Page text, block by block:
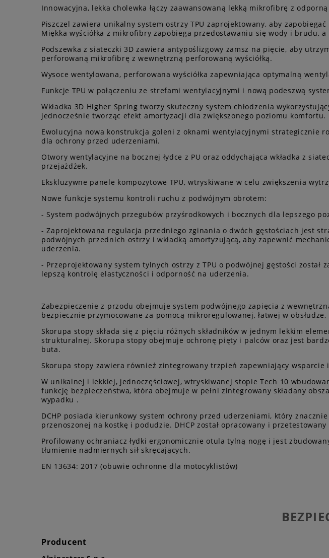
Innowacyjna, lekka cholewka łączy zaawansowaną lekką mikrofibrę z
Piszczel zawiera unikalny system ostrzy TPU zaprojektowany, aby
Miękka wyściółka z mikrofibry zapobiega przedostawaniu się wody i brudu,
Podszewka z siateczki 3D zawiera antypoślizgowy zamsz na pięcie, aby
perforowaną mikrofibrę z wewnętrzną perforowaną wyściółką.
Wysoce wentylowana, perforowana wyściółka zapewniająca optymalną
Funkcje TPU w połączeniu ze strefami wentylacyjnymi i nową podeszwą
Wkładka 3D Higher Spring tworzy skuteczny system chłodzenia
jednocześnie tworząc efekt amortyzacji dla zwiększonego poziomu komfortu.
Ewolucyjna nowa konstrukcja goleni z oknami wentylacyjnymi strategicznie
dla ochrony przed uderzeniami.
Otwory wentylacyjne na bocznej łydce z PU oraz oddychająca wkładka z
przejażdżek.
Ekskluzywne panele kompozytowe TPU, wtryskiwane w celu zwiększenia
Nowe funkcje systemu kontroli ruchu z podwójnym obrotem:
- System podwójnych przegubów przyśrodkowych i bocznych dla lepszego
- Zaprojektowana regulacja przedniego zginania o dwóch gęstościach jest
podwójnych przednich ostrzy i wkładką amortyzującą, aby zapewnić
uderzenia.
- Przeprojektowany system tylnych ostrzy z TPU o podwójnej gęstości
lepszą kontrolę elastyczności i odporność na uderzenia.
Zabezpieczenie z przodu obejmuje system podwójnego zapięcia z
bezpiecznie przymocowane za pomocą mikroregulowanej, łatwej w
Skorupa stopy składa się z pięciu różnych składników w jednym lekkim
strukturalnej. Skorupa stopy obejmuje ochronę pięty i palców oraz jest
buta.
Skorupa stopy zawiera również zintegrowany trzpień zapewniający
W unikalnej i lekkiej, jednoczęściowej, wtryskiwanej stopie Tech 10
funkcję bezpieczeństwa, która obejmuje w pełni zintegrowany składany
wypadku .
DCHP posiada kierunkowy system ochrony przed uderzeniami, który
przenoszonej na kostkę i podudzie. DHCP został opracowany i
Profilowany ochraniacz łydki ergonomicznie otula tylną nogę i jest
tłumienie nadmiernych sił skręcających.
EN 13634: 2017 (obuwie ochronne dla motocyklistów)
Producent